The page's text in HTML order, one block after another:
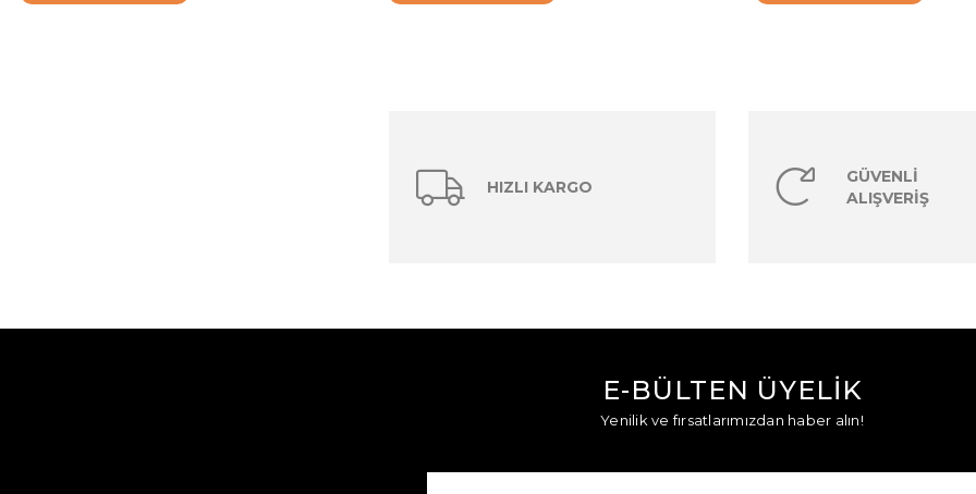
HIZLI KARGO
GÜVENLİ
ALIŞVERİŞ
E-BÜLTEN ÜYELİK
Yenilik ve fırsatlarımızdan haber alın!